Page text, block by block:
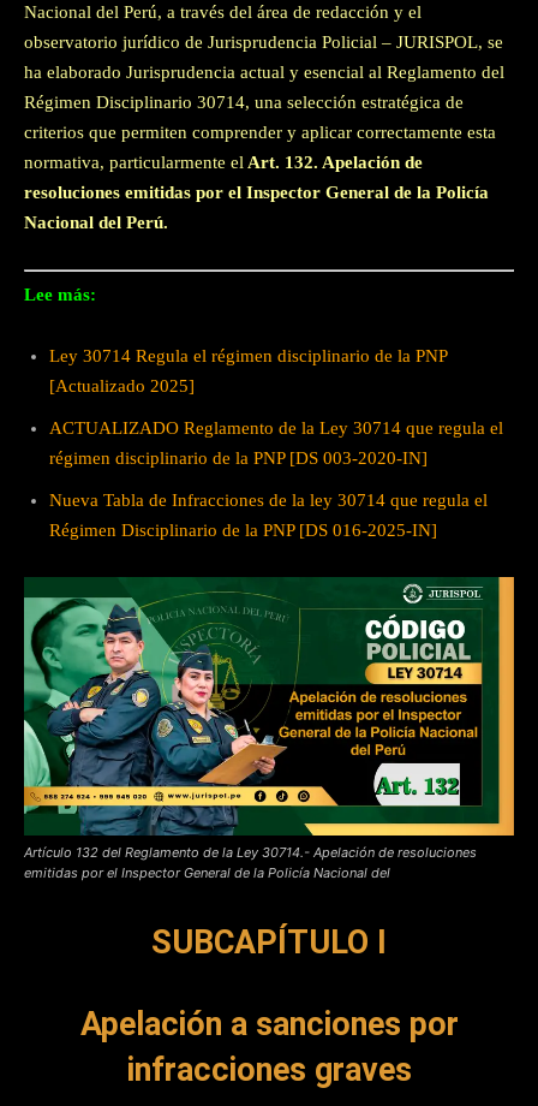
Nacional del Perú, a través del área de redacción y el
observatorio jurídico de Jurisprudencia Policial – JURISPOL, se
ha elaborado Jurisprudencia actual y esencial al Reglamento del
Régimen Disciplinario 30714, una selección estratégica de
criterios que permiten comprender y aplicar correctamente esta
normativa, particularmente el Art. 132. Apelación de
resoluciones emitidas por el Inspector General de la Policía
Nacional del Perú.
Lee más:
Ley 30714 Regula el régimen disciplinario de la PNP
[Actualizado 2025]
ACTUALIZADO Reglamento de la Ley 30714 que regula el
régimen disciplinario de la PNP [DS 003-2020-IN]
Nueva Tabla de Infracciones de la ley 30714 que regula el
Régimen Disciplinario de la PNP [DS 016-2025-IN]
Artículo 132 del Reglamento de la Ley 30714.- Apelación de resoluciones
emitidas por el Inspector General de la Policía Nacional del
SUBCAPÍTULO I
Apelación a sanciones por
infracciones graves